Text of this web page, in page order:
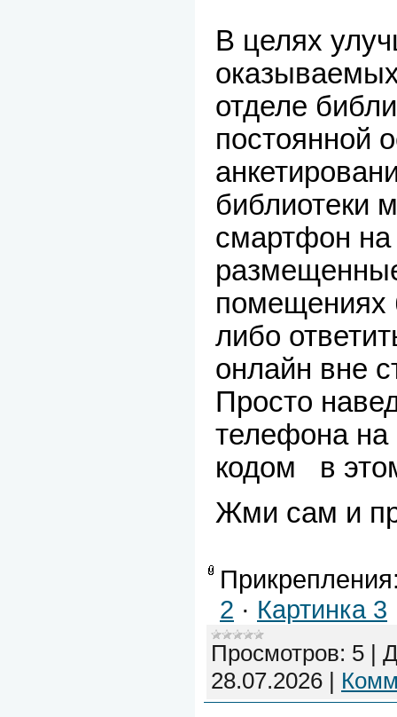
В целях
отделе
постоянной
библиотеки
смартфон
помещениях
либо
онлайн вне
Просто
телефона на
кодом в
Жми сам и
2 · Картинка 3
Просмотров: 5 |
28.07.2026 |